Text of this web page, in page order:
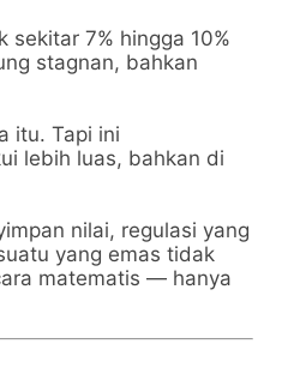
7% hingga 10%
stagnan, bahkan
itu. Tapi ini
lebih luas, bahkan di
nilai, regulasi yang
yang emas tidak
matematis — hanya